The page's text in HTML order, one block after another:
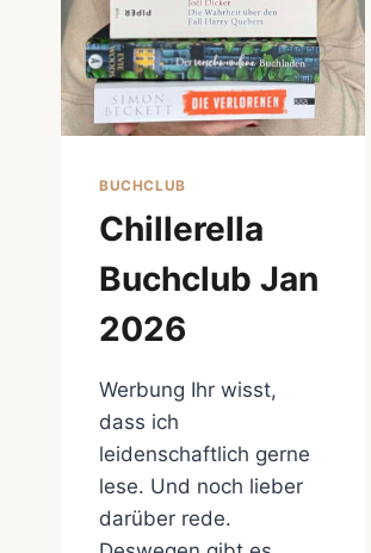
BUCHCLUB
Chillerella
Buchclub Jan
2026
Werbung Ihr wisst,
dass ich
leidenschaftlich gerne
lese. Und noch lieber
darüber rede.